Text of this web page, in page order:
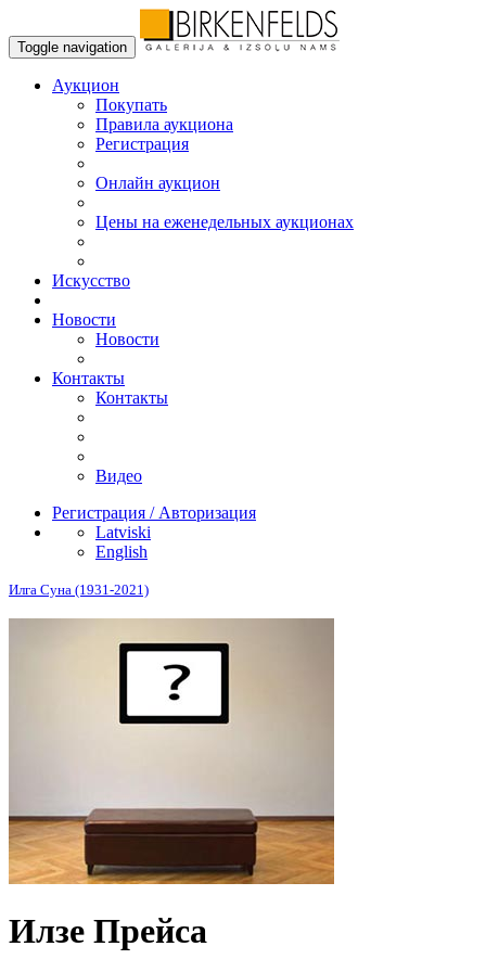
Toggle navigation
Аукцион
Пoкупать
Правила аукциона
Регистрация
Онлайн аукцион
Цены на еженедельных аукционах
Искусствo
Новости
Новости
Контакты
Контакты
Видео
Регистрация / Авторизация
Latviski
English
Илга Суна (1931-2021)
Илзе Прейса